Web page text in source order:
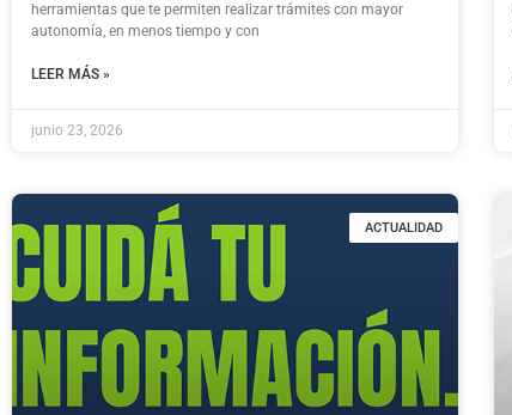
herramientas que te permiten realizar trámites con mayor
autonomía, en menos tiempo y con
LEER MÁS »
junio 23, 2026
ACTUALIDAD